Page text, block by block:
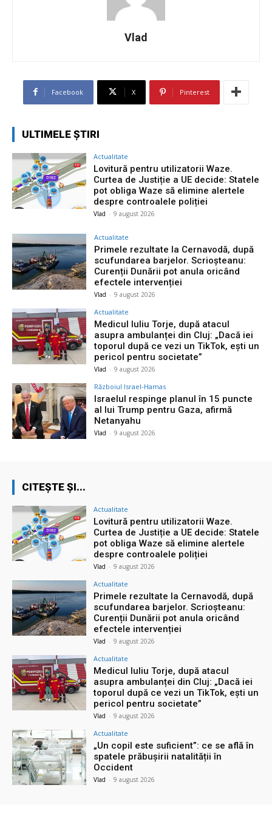
Vlad
Facebook X Pinterest
ULTIMELE ȘTIRI
Actualitate
Lovitură pentru utilizatorii Waze.
Curtea de Justiție a UE decide: Statele
pot obliga Waze să elimine alertele
despre controalele poliției
Vlad - 9 august 2026
Actualitate
Primele rezultate la Cernavodă, după
scufundarea barjelor. Scrioșteanu:
Curenții Dunării pot anula oricând
efectele intervenției
Vlad - 9 august 2026
Actualitate
Medicul Iuliu Torje, după atacul
asupra ambulanței din Cluj: „Dacă iei
toporul după ce vezi un TikTok, ești un
pericol pentru societate”
Vlad - 9 august 2026
Războiul Israel-Hamas
Israelul respinge planul în 15 puncte
al lui Trump pentru Gaza, afirmă
Netanyahu
Vlad - 9 august 2026
CITEȘTE ȘI...
Actualitate
Lovitură pentru utilizatorii Waze.
Curtea de Justiție a UE decide: Statele
pot obliga Waze să elimine alertele
despre controalele poliției
Vlad - 9 august 2026
Actualitate
Primele rezultate la Cernavodă, după
scufundarea barjelor. Scrioșteanu:
Curenții Dunării pot anula oricând
efectele intervenției
Vlad - 9 august 2026
Actualitate
Medicul Iuliu Torje, după atacul
asupra ambulanței din Cluj: „Dacă iei
toporul după ce vezi un TikTok, ești un
pericol pentru societate”
Vlad - 9 august 2026
Actualitate
„Un copil este suficient”: ce se află în
spatele prăbușirii natalității în
Occident
Vlad - 9 august 2026